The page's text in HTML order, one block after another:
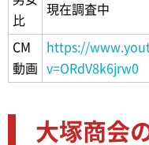
比
現在調査中
CM
動画
https://
v=ORdV8k6jrw0
大塚商会